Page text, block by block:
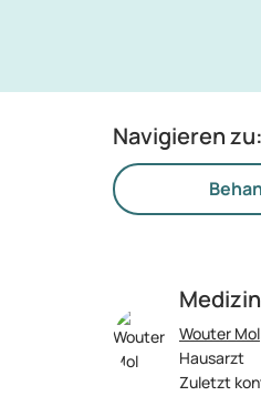
Navigieren zu:
Wouter Mol
Hausarzt
Zuletzt